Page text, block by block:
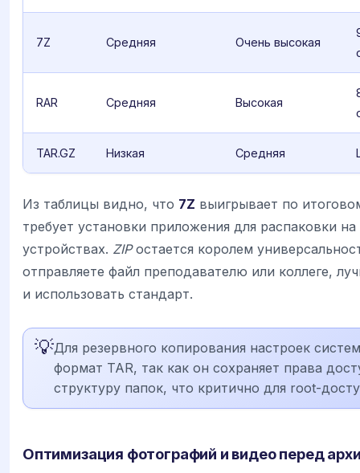
7Z Средняя Очень высокая
RAR Средняя Высокая
TAR.GZ Низкая Средняя
Из таблицы видно, что 7Z выигрывает по
требует установки приложения для распаковки
устройствах. ZIPостается королем
отправляете файл преподавателю или коллеге,
и использовать стандарт.
💡Для резервного копирования настроек
формат TAR, так как он сохраняет права
структуру папок, что критично для root-
Оптимизация фотографий и видео перед